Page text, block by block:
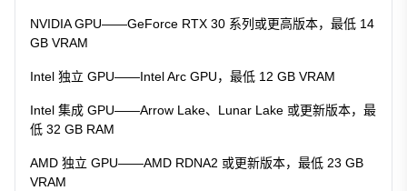
NVIDIA GPU——GeForce RTX 30 系列或更高版本，最低 14
GB VRAM
Intel 独立 GPU——Intel Arc GPU，最低 12 GB VRAM
Intel 集成 GPU——Arrow Lake、Lunar Lake 或更新版本，最
低 32 GB RAM
AMD 独立 GPU——AMD RDNA2 或更新版本，最低 23 GB
VRAM